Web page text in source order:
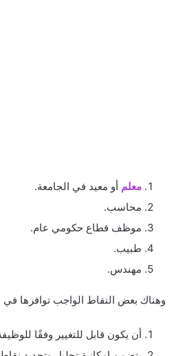
معلم أو معيد في الجامعة.
محاسب.
موظف قطاع حكومي عام.
طبيب.
مهندس.
وهناك بعض النقاط الواجب توافرها في
أن يكون قابل للتغيير وفقًا